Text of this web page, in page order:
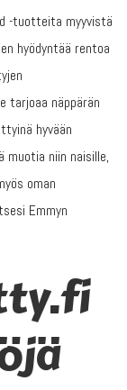
-tuotteita myyvistä
hyödyntää rentoa
tarjoaa näppärän
hyvään
niin naisille,
oman
Emmyn